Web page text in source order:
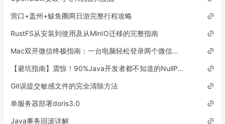
营口+盖州+鲅鱼圈两日游完整行程攻略
RustFS从安装到使用及从MinIO迁移的完整指南
Mac双开微信终极指南：一台电脑轻松登录两个微信账号
【避坑指南】震惊！90%Java开发者都不知道的NullPointerException隐藏陷阱
Git误提交敏感文件的完全清除方法
单服务器部署doris3.0
Java事务回滚详解